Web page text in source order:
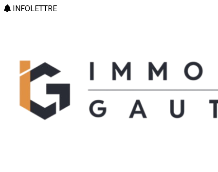
INFOLETTRE